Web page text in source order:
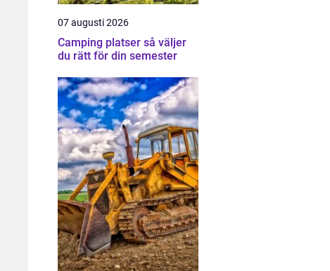
07 augusti 2026
Camping platser så väljer
du rätt för din semester